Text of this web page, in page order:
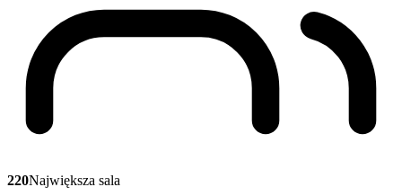
220Największa sala